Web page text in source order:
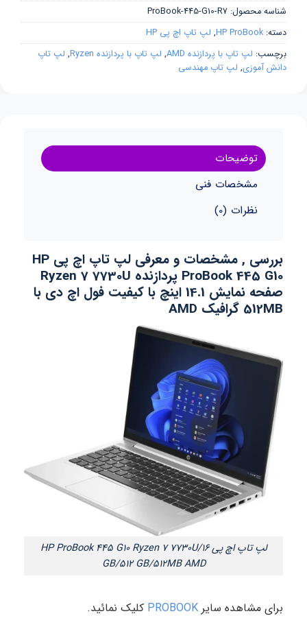
شناسه محصول: ProBook-445-G10-R7
دسته: HP ProBook
, لپ تاپ اچ پی HP
برچسب: لپ تاپ با پردازنده AMD , لپ تاپ با پردازنده Ryzen , لپ تاپ
دانش آموزی, لپ تاپ مهندسی
توضیحات
مشخصات فنی
نظرات (0)
بررسی , مشخصات و معرفی لپ تاپ اچ پی HP
ProBook 445 G10 پردازنده Ryzen 7 7730U
صفحه نمایش 14.1 اینچ با کیفیت فول اچ دی با
512MB گرافیک AMD
لپ تاپ اچ پی HP ProBook 445 G10 Ryzen 7 7730U/16
GB/512 GB/512MB AMD
برای مشاهده سایر کلیک نمائید.